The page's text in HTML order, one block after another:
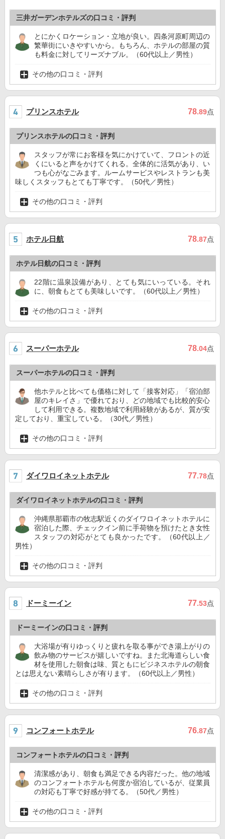
三井ガーデンホテルズの口コミ・評判
とにかくロケーション・立地が良い。四条河原町周辺の
繁華街にいきやすいから。もちろん、ホテルの部屋の質
も料金に対してリーズナブル。（60代以上／男性）
その他の口コミ・評判
プリンスホテル 78.89点
プリンスホテルの口コミ・評判
スタッフが常にお客様を気にかけていて、フロントの近
くにいると声をかけてくれる。全体的に活気があり、い
つも心がなごみます。ルームサービスやレストランも美
味しくスタッフもとても丁寧です。（50代／男性）
その他の口コミ・評判
ホテル日航 78.87点
ホテル日航の口コミ・評判
22階に温泉設備があり、とても気にいっている。それ
に、朝食もとても美味しいです。（60代以上／男性）
その他の口コミ・評判
スーパーホテル 78.04点
スーパーホテルの口コミ・評判
他ホテルと比べても価格に対して「接客対応」「宿泊部
屋のキレイさ」で優れており、どの地域でも比較的安心
して利用できる。複数地域で利用経験があるが、質が安
定しており、重宝している。（30代／男性）
その他の口コミ・評判
ダイワロイネットホテル 77.78点
ダイワロイネットホテルの口コミ・評判
沖縄県那覇市の牧志駅近くのダイワロイネットホテルに
宿泊した際、チェックイン前に手荷物を預けたとき女性
スタッフの対応がとても良かったです。（60代以上／
男性）
その他の口コミ・評判
ドーミーイン 77.53点
ドーミーインの口コミ・評判
大浴場が有りゆっくりと疲れを取る事ができ湯上がりの
飲み物のサービスが嬉しいですね。また北海道らしい食
材を使用した朝食は味、質ともにビジネスホテルの朝食
とは思えない素晴らしさが有ります。（60代以上／男性）
その他の口コミ・評判
コンフォートホテル 76.87点
コンフォートホテルの口コミ・評判
清潔感があり、朝食も満足できる内容だった。他の地域
のコンフォートホテルも何度か宿泊しているが、従業員
の対応も丁寧で好感が持てる。（50代／男性）
その他の口コミ・評判